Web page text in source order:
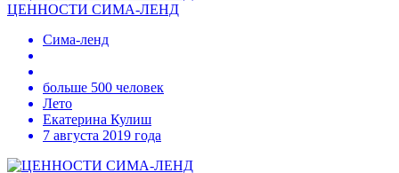
ЦЕННОСТИ СИМА-ЛЕНД
Сима-ленд
больше 500 человек
Лето
Екатерина Кулиш
7 августа 2019 года